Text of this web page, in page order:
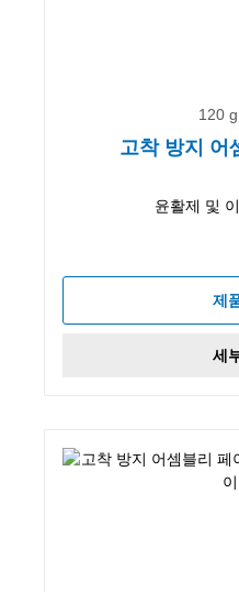
120
고착 방지 어
윤활제 및
제
세